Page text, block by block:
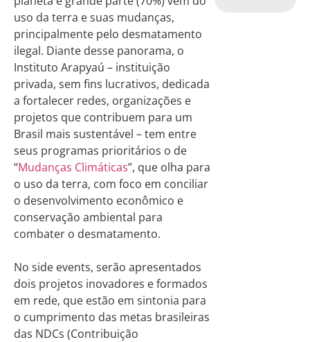
uso da terra e suas mudanças,
principalmente pelo desmatamento
ilegal. Diante desse panorama, o
Instituto Arapyaú – instituição
privada, sem fins lucrativos, dedicada
a fortalecer redes, organizações e
projetos que contribuem para um
Brasil mais sustentável – tem entre
seus programas prioritários o de
“Mudanças Climáticas”, que olha para
o uso da terra, com foco em conciliar
o desenvolvimento econômico e
conservação ambiental para
combater o desmatamento.
No side events, serão apresentados
dois projetos inovadores e formados
em rede, que estão em sintonia para
o cumprimento das metas brasileiras
das NDCs (Contribuição